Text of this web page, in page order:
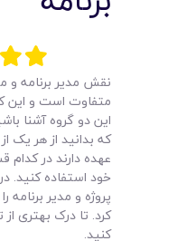
نقش مدیر برنامه و
متفاوت است و این
این دو گروه آشنا
که بدانید از هر یک
عهده دارند در
خود استفاده کنید.
پروژه و مدیر برنامه
کرد. تا درک بهتری
کنید.